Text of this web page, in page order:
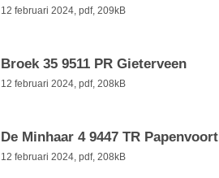
12 februari 2024, pdf, 209kB
Broek 35 9511 PR Gieterveen
12 februari 2024, pdf, 208kB
De Minhaar 4 9447 TR Papenvoort
12 februari 2024, pdf, 208kB